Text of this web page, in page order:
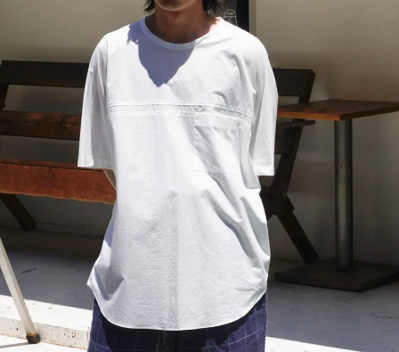
全てのアイテム
限定
セール
全てのブランド
UNIVERSAL PRODUCTS.
EVCON
MY___
1LDK STAND
SEARCH